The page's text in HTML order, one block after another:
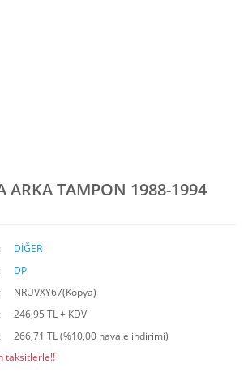
ARKA TAMPON 1988-1994
DİĞER
DP
NRUVXY67(Kopya)
246,95 TL + KDV
266,71 TL (%10,00 havale indirimi)
taksitlerle!!